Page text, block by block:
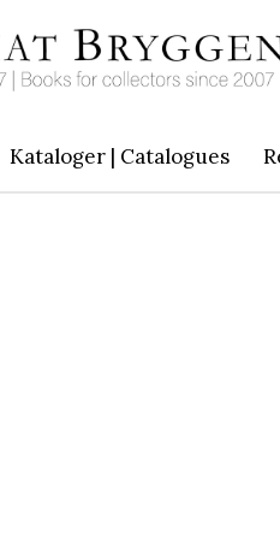
Kataloger | Catalogues